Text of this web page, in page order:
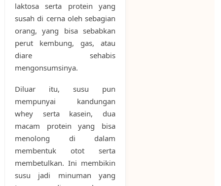
laktosa serta protein yang
susah di cerna oleh sebagian
orang, yang bisa sebabkan
perut kembung, gas, atau
diare sehabis
mengonsumsinya.
Diluar itu, susu pun
mempunyai kandungan
whey serta kasein, dua
macam protein yang bisa
menolong di dalam
membentuk otot serta
membetulkan. Ini membikin
susu jadi minuman yang